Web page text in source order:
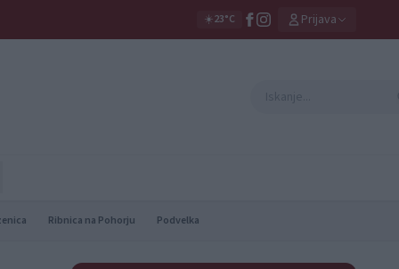
☀️23°C Prijava
Ribnica na Pohorju Podvelka